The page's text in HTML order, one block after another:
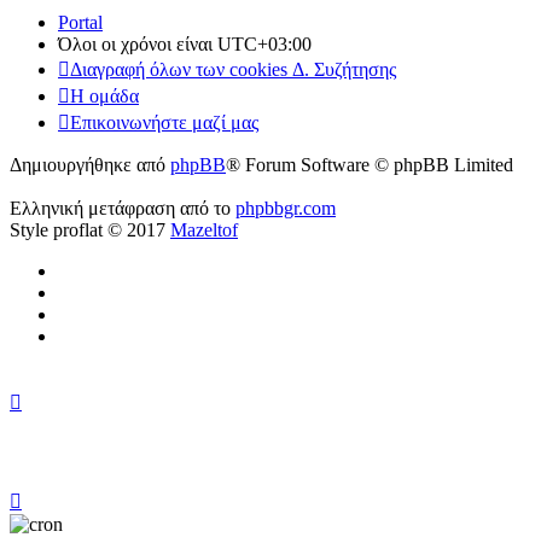
Portal
Όλοι οι χρόνοι είναι UTC+03:00
Διαγραφή όλων των cookies Δ. Συζήτησης
Η ομάδα
Επικοινωνήστε μαζί μας
Δημιουργήθηκε από phpBB® Forum Software © phpBB Limited
Ελληνική μετάφραση από το phpbbgr.com
Style proflat © 2017 Mazeltof